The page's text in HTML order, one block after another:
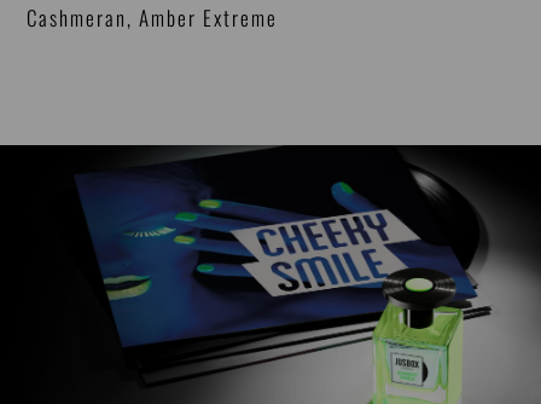
Cashmeran, Amber Extreme